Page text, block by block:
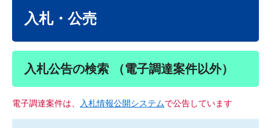
入札・公売
入札公告の検索 （電子調達案件以外）
電子調達案件は、 入札情報公開システムで公告しています